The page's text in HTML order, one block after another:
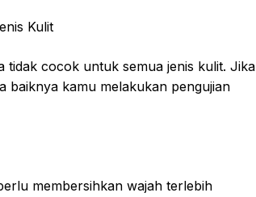
Kulit
tidak cocok untuk semua jenis kulit. Jika
baiknya kamu melakukan pengujian
membersihkan wajah terlebih